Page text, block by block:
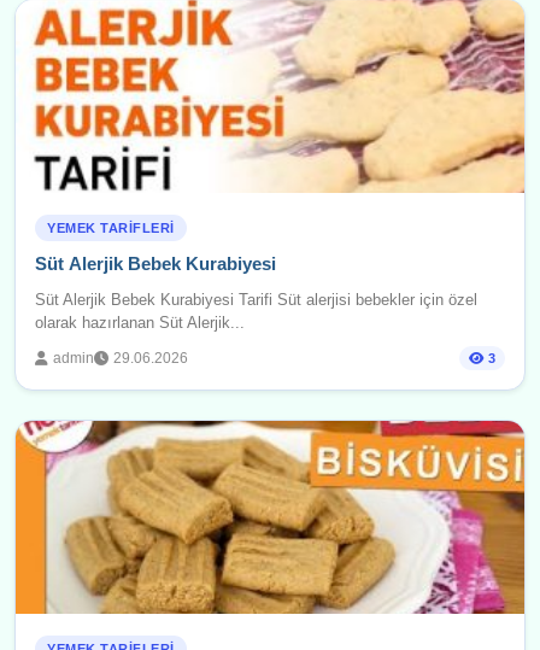
YEMEK TARIFLERI
Süt Alerjik Bebek Kurabiyesi
Süt Alerjik Bebek Kurabiyesi Tarifi Süt alerjisi bebekler için özel
olarak hazırlanan Süt Alerjik...
admin 29.06.2026 3